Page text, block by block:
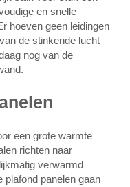
en snelle
hoeven geen leidingen
de stinkende lucht
nog van de
een grote warmte
richten naar
verwarmd
plafond panelen gaan